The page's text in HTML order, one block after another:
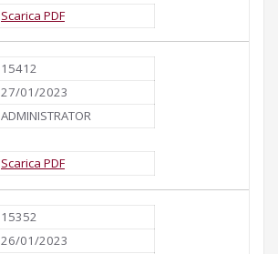
Scarica PDF
15412
27/01/2023
ADMINISTRATOR
Scarica PDF
15352
26/01/2023